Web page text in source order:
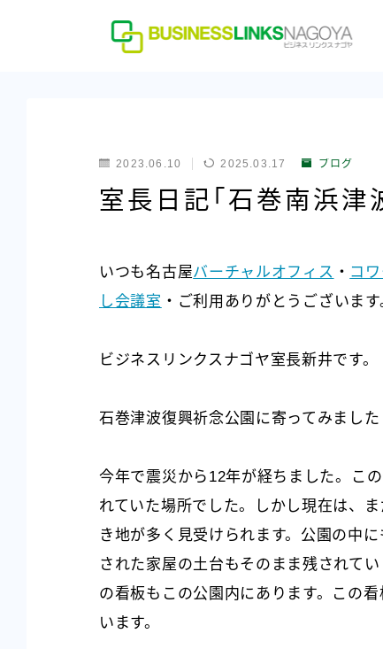
2023.06.10 2025.03.17 ブログ
室長日記「石巻南浜津
いつも名古屋バーチャルオフィス ・ コ
し会議室 ・ご利用ありがとうございます
ビジネスリンクスナゴヤ室長新井です。
石巻津波復興祈念公園に寄ってみました
今年で震災から12年が経ちました。こ
れていた場所でした。しかし現在は、
き地が多く見受けられます。公園の中
された家屋の土台もそのまま残されて
の看板もこの公園内にあります。この
います。